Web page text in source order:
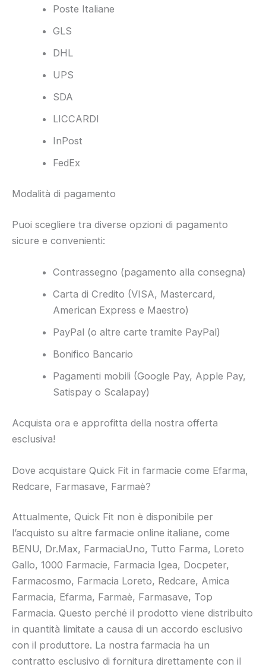
Poste Italiane
GLS
DHL
UPS
SDA
LICCARDI
InPost
FedEx
Modalità di pagamento
Puoi scegliere tra diverse opzioni di pagamento
sicure e convenienti:
Contrassegno (pagamento alla consegna)
Carta di Credito (VISA, Mastercard,
American Express e Maestro)
PayPal (o altre carte tramite PayPal)
Bonifico Bancario
Pagamenti mobili (Google Pay, Apple Pay,
Satispay o Scalapay)
Acquista ora e approfitta della nostra offerta
esclusiva!
Dove acquistare Quick Fit in farmacie come Efarma,
Redcare, Farmasave, Farmaè?
Attualmente, Quick Fit non è disponibile per
l’acquisto su altre farmacie online italiane, come
BENU, Dr.Max, FarmaciaUno, Tutto Farma, Loreto
Gallo, 1000 Farmacie, Farmacia Igea, Docpeter,
Farmacosmo, Farmacia Loreto, Redcare, Amica
Farmacia, Efarma, Farmaè, Farmasave, Top
Farmacia. Questo perché il prodotto viene distribuito
in quantità limitate a causa di un accordo esclusivo
con il produttore. La nostra farmacia ha un
contratto esclusivo di fornitura direttamente con il